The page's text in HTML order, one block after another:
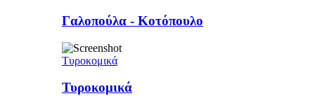
Γαλοπούλα - Κοτόπουλο
Τυροκομικά
Τυροκομικά